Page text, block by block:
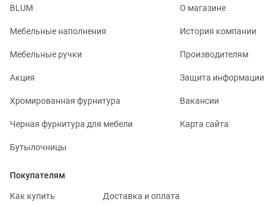
BLUM
Мебельные наполнения
Мебельные ручки
Акция
Хромированная фурнитура
Черная фурнитура для мебели
Бутылочницы
О магазине
История компании
Производителям
Защита информации
Вакансии
Карта сайта
Покупателям
Как купить Доставка и оплата